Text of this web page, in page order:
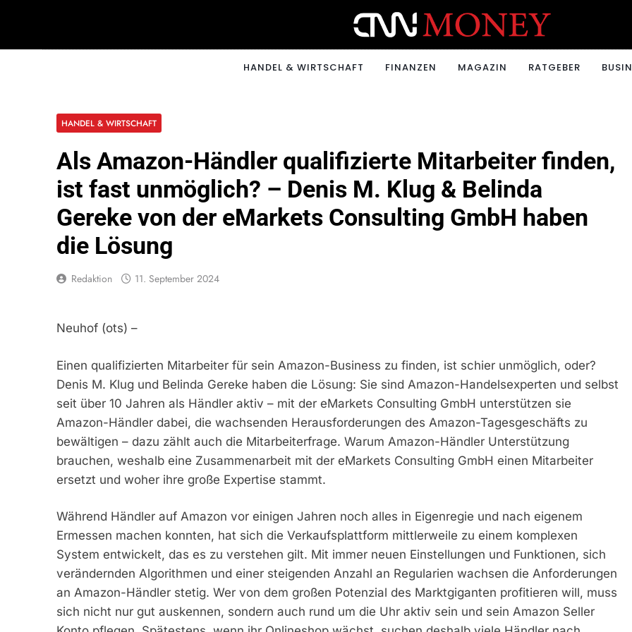
CNNMONEY.CH
HANDEL & WIRTSCHAFT FINANZEN MAGAZIN RATGEBER
HANDEL & WIRTSCHAFT
Als Amazon-Händler qualifizierte Mitarbeiter finden,
ist fast unmöglich? – Denis M. Klug & Belinda
Gereke von der eMarkets Consulting GmbH haben
die Lösung
Redaktion 11. September 2024
Neuhof (ots) –
Einen qualifizierten Mitarbeiter für sein Amazon-Business zu finden, ist schier unmöglich, oder?
Denis M. Klug und Belinda Gereke haben die Lösung: Sie sind Amazon-Handelsexperten und selbst
seit über 10 Jahren als Händler aktiv – mit der eMarkets Consulting GmbH unterstützen sie
Amazon-Händler dabei, die wachsenden Herausforderungen des Amazon-Tagesgeschäfts zu
bewältigen – dazu zählt auch die Mitarbeiterfrage. Warum Amazon-Händler Unterstützung
brauchen, weshalb eine Zusammenarbeit mit der eMarkets Consulting GmbH einen Mitarbeiter
ersetzt und woher ihre große Expertise stammt.
Während Händler auf Amazon vor einigen Jahren noch alles in Eigenregie und nach eigenem
Ermessen machen konnten, hat sich die Verkaufsplattform mittlerweile zu einem komplexen
System entwickelt, das es zu verstehen gilt. Mit immer neuen Einstellungen und Funktionen, sich
verändernden Algorithmen und einer steigenden Anzahl an Regularien wachsen die Anforderungen
an Amazon-Händler stetig. Wer von dem großen Potenzial des Marktgiganten profitieren will, muss
sich nicht nur gut auskennen, sondern auch rund um die Uhr aktiv sein und sein Amazon Seller